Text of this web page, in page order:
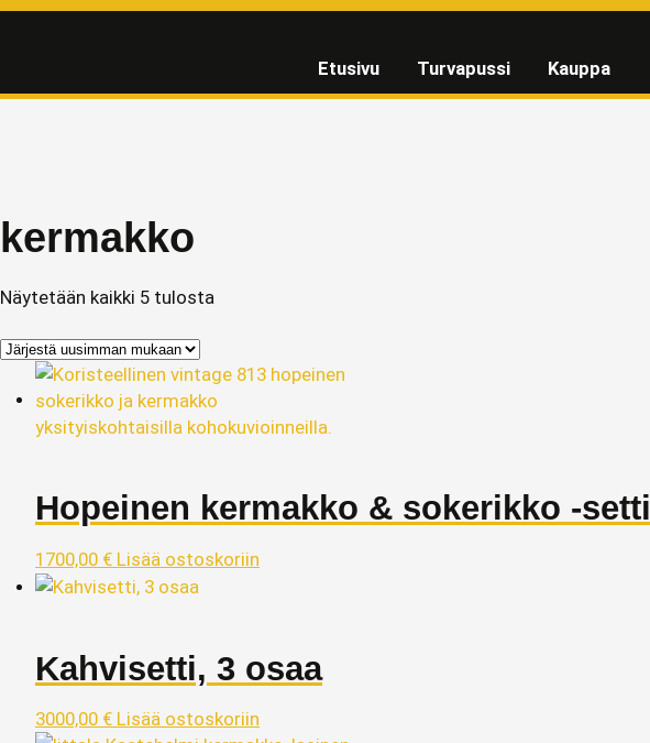
Etusivu Turvapussi Kauppa
kermakko
Näytetään kaikki 5 tulosta
Hopeinen kermakko & sokerikko -setti
1700,00 € Lisää ostoskoriin
Kahvisetti, 3 osaa
3000,00 € Lisää ostoskoriin